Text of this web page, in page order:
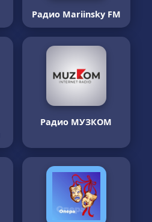
Радио Mariinsky FM
Радио МУЗКОМ